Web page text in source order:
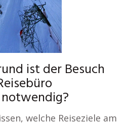
ist der Besuch
welche Reiseziele am